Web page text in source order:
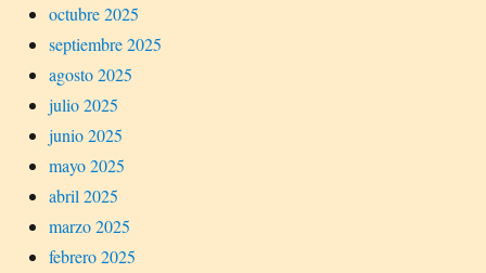
octubre 2025
septiembre 2025
agosto 2025
julio 2025
junio 2025
mayo 2025
abril 2025
marzo 2025
febrero 2025